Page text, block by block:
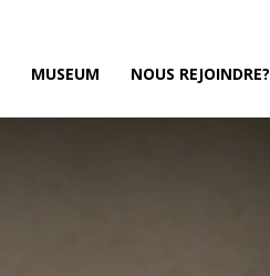
MUSEUM NOUS REJOINDRE?